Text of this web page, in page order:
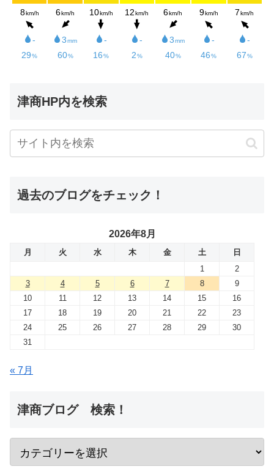
津商HP内を検索
過去のブログをチェック！
2026年8月
月 火 水 木 金 土
日
1
2
3
4 5 6 7 8
9
10
11 12 13 14 15
16
17
18 19 20 21 22
23
24
25 26 27 28 29
30
31
« 7月
津商ブログ 検索！